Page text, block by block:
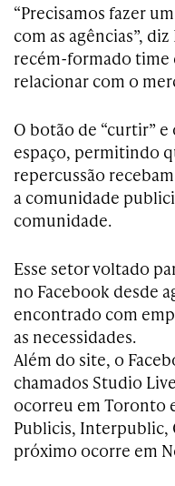
“Precisamos fazer
com as agências”,
recém-formado time
relacionar com o
O botão de “curtir”
espaço, permitindo
repercussão
a comunidade
comunidade.
Esse setor voltado
no Facebook desde
encontrado com
as necessidades.
Além do site, o
chamados Studio
ocorreu em Toronto
Publicis, Interpublic,
próximo ocorre em